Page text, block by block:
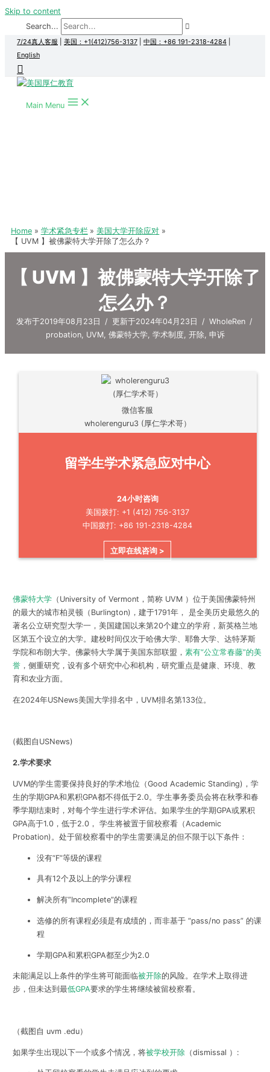
Skip to content
Search...
7/24真人客服 美国：+1(412)756-3137 中国：+86 191-2318-4284
English
Main Menu
Home 学术紧急专栏
美国大学开除应对
【 UVM 】被佛蒙特大学开除了怎么办？
【 UVM 】被佛蒙特大学开除了
怎么办？
发布于2019年08月23日 / 更新于2024年04月23日 / WholeRen /
probation, UVM, 佛蒙特大学, 学术制度, 开除, 申诉
微信客服
wholerenguru3 (厚仁学术哥）
留学生学术紧急应对中心
24小时咨询
美国拨打: +1 (412) 756-3137
中国拨打: +86 191-2318-4284
立即在线咨询 >
佛蒙特大学（University of Vermont，简称 UVM ）位于美国佛蒙特州
的最大的城市柏灵顿（Burlington)，建于1791年， 是全美历史最悠久的
著名公立研究型大学一，美国建国以来第20个建立的学府，新英格兰地
区第五个设立的大学。建校时间仅次于哈佛大学、耶鲁大学、达特茅斯
学院和布朗大学。佛蒙特大学属于美国东部联盟， 素有“公立常春藤”的美
誉，侧重研究，设有多个研究中心和机构，研究重点是健康、环境、教
育和农业方面。
在2024年USNews美国大学排名中，UVM排名第133位。
(截图自USNews)
2.学术要求
UVM的学生需要保持良好的学术地位（Good Academic Standing)，学
生的学期GPA和累积GPA都不得低于2.0。学生事务委员会将在秋季和春
季学期结束时，对每个学生进行学术评估。如果学生的学期GPA或累积
GPA高于1.0，低于2.0， 学生将被置于留校察看（Academic
Probation)。处于留校察看中的学生需要满足的但不限于以下条件：
没有“F”等级的课程
具有12个及以上的学分课程
解决所有”Incomplete”的课程
选修的所有课程必须是有成绩的，而非基于 “pass/no pass” 的课
程
学期GPA和累积GPA都至少为2.0
未能满足以上条件的学生将可能面临被开除的风险。在学术上取得进
步，但未达到最低GPA要求的学生将继续被留校察看。
（截图自 uvm .edu）
如果学生出现以下一个或多个情况，将被学校开除（dismissal ）: